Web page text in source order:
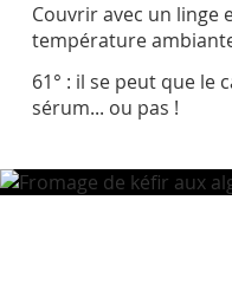
Couvrir avec un linge
température
61° : il se peut que le
sérum... ou pas !